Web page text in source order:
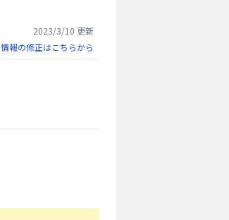
2023/3/10 更新
情報の修正はこちらから